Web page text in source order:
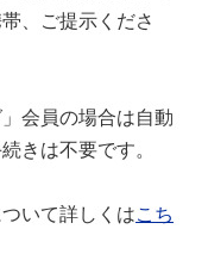
、ご提示くださ
会員の場合は自動
きは不要です。
いて詳しくはこち